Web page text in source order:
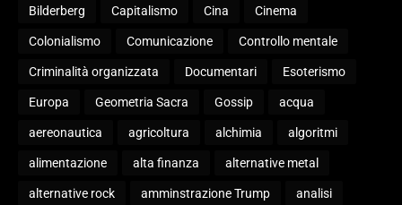
Bilderberg Capitalismo Cina Cinema
Colonialismo Comunicazione Controllo mentale
Criminalità organizzata Documentari Esoterismo
Europa Geometria Sacra Gossip acqua
aereonautica agricoltura alchimia algoritmi
alimentazione alta finanza alternative metal
alternative rock amminstrazione Trump analisi